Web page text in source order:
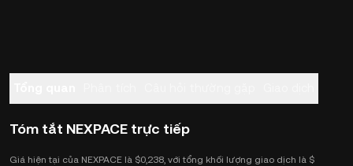
Tóm tắt NEXPACE trực tiếp
Giá hiện tại của NEXPACE là $0,238, với tổng khối lượng giao dịch là $